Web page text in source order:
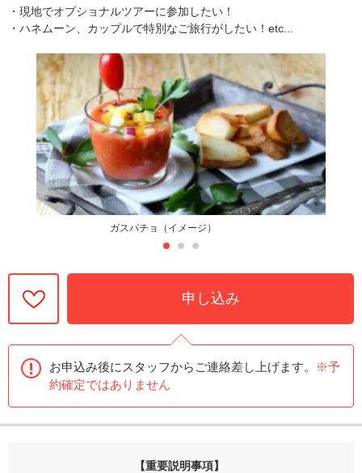
・現地でオプショナルツアーに参加したい！
・ハネムーン、カップルで特別なご旅行がしたい！etc...
ガスパチョ（イメージ）
申し込み
お申込み後にスタッフからご連絡差し上げます。
※予
約確定ではありません
【重要説明事項】